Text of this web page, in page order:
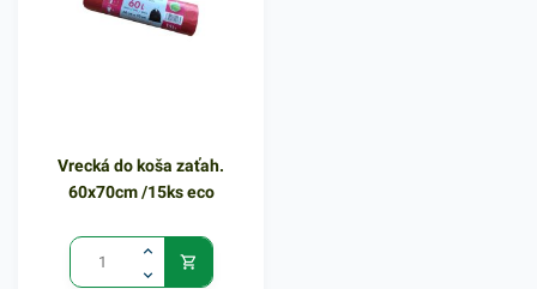
odpadom. Svoje využitie
mikrónov
Vrecká do koša zaťah.
60x70cm /15ks eco